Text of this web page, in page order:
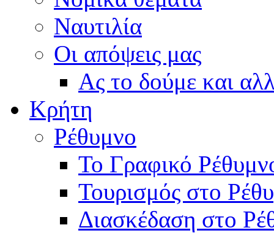
Ναυτιλία
Οι απόψεις μας
Ας το δούμε και
Κρήτη
Ρέθυμνο
Το Γραφικό
Τουρισμός στο
Διασκέδαση στο